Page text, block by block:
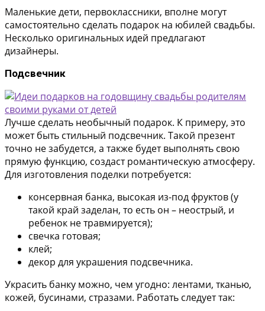
Маленькие дети, первоклассники, вполне могут
самостоятельно сделать подарок на юбилей свадьбы.
Несколько оригинальных идей предлагают
дизайнеры.
Подсвечник
Лучше сделать необычный подарок. К примеру, это
может быть стильный подсвечник. Такой презент
точно не забудется, а также будет выполнять свою
прямую функцию, создаст романтическую атмосферу.
Для изготовления поделки потребуется:
консервная банка, высокая из-под фруктов (у
такой край заделан, то есть он – неострый, и
ребенок не травмируется);
свечка готовая;
клей;
декор для украшения подсвечника.
Украсить банку можно, чем угодно: лентами, тканью,
кожей, бусинами, стразами. Работать следует так: